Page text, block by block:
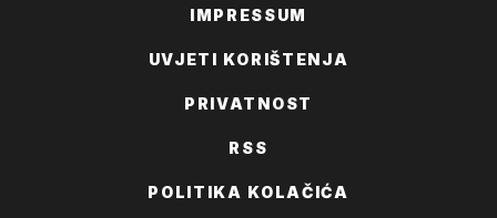
IMPRESSUM
UVJETI KORIŠTENJA
PRIVATNOST
RSS
POLITIKA KOLAČIĆA